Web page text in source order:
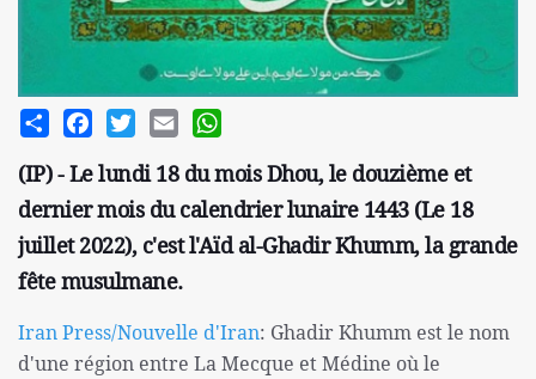
Share FacebookTwitterEmail
(IP) - Le lundi 18 du mois Dhou, le douzième et
dernier mois du calendrier lunaire 1443 (Le 18
juillet 2022), c'est l'Aïd al-Ghadir Khumm, la grande
fête musulmane.
Iran Press/Nouvelle d'Iran: Ghadir Khumm est le nom
d'une région entre La Mecque et Médine où le